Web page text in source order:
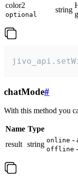
color2
optional
string
chatMode#
With this method you
Name Type
result string online -
offline